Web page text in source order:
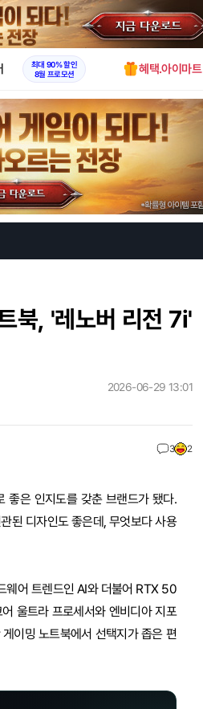
X
최대 90% 할인
8월 프로모션
혜택.아이마트
북, '레노버 리전 7i'
3 2
2026-06-29 13:01
좋은 인지도를 갖춘 브랜드가 됐다.
된 디자인도 좋은데, 무엇보다 사용
웨어 트렌드인 AI와 더불어 RTX 50
울트라 프로세서와 엔비디아 지포
이밍 노트북에서 선택지가 좁은 편